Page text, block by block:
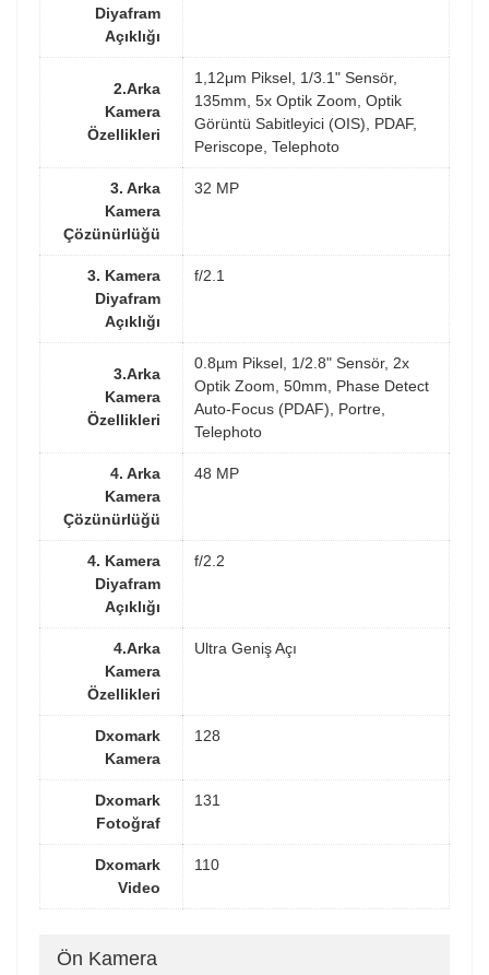
Diyafram
Açıklığı
2.Arka
Kamera
Özellikleri
1,12μm Piksel, 1/3.1" Sensör,
135mm, 5x Optik Zoom, Optik
Görüntü Sabitleyici (OIS), PDAF,
Periscope, Telephoto
3. Arka
Kamera
Çözünürlüğü
32 MP
3. Kamera
Diyafram
Açıklığı
f/2.1
3.Arka
Kamera
Özellikleri
0.8µm Piksel, 1/2.8" Sensör, 2x
Optik Zoom, 50mm, Phase Detect
Auto-Focus (PDAF), Portre,
Telephoto
4. Arka
Kamera
Çözünürlüğü
48 MP
4. Kamera
Diyafram
Açıklığı
f/2.2
4.Arka
Kamera
Özellikleri
Ultra Geniş Açı
Dxomark
Kamera
128
Dxomark
Fotoğraf
131
Dxomark
Video
110
Ön Kamera